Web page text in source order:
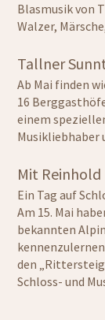
Blasmusik von
Walzer,
Tallner
Ab Mai finden
16
einem
Musikliebhaber
Mit Reinhold
Ein Tag auf
Am 15. Mai
bekannten
den
Schloss- und